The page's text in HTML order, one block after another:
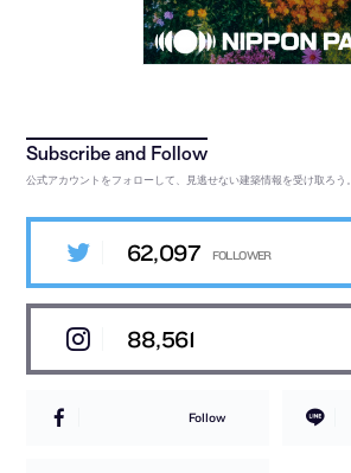
公式アカウントをフォローして、見逃せない建築情報を受け取ろう。
62,097
88,561
Follow